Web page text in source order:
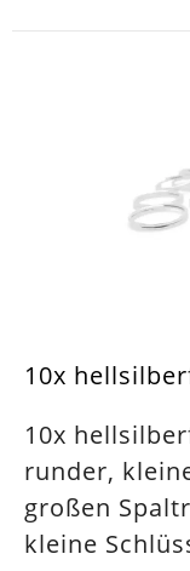
10x
10x
runder,
großen
kleine